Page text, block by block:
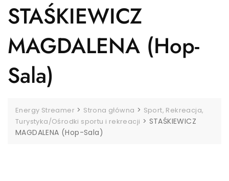
STAŚKIEWICZ
MAGDALENA (Hop-
Sala)
Energy Streamer > Strona główna > Sport, Rekreacja,
Turystyka/Ośrodki sportu i rekreacji > STAŚKIEWICZ
MAGDALENA (Hop-Sala)